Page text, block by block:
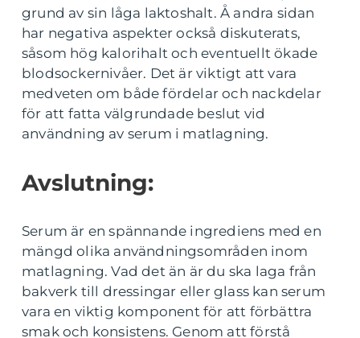
grund av sin låga laktoshalt. Å andra sidan
har negativa aspekter också diskuterats,
såsom hög kalorihalt och eventuellt ökade
blodsockernivåer. Det är viktigt att vara
medveten om både fördelar och nackdelar
för att fatta välgrundade beslut vid
användning av serum i matlagning.
Avslutning:
Serum är en spännande ingrediens med en
mängd olika användningsområden inom
matlagning. Vad det än är du ska laga från
bakverk till dressingar eller glass kan serum
vara en viktig komponent för att förbättra
smak och konsistens. Genom att förstå